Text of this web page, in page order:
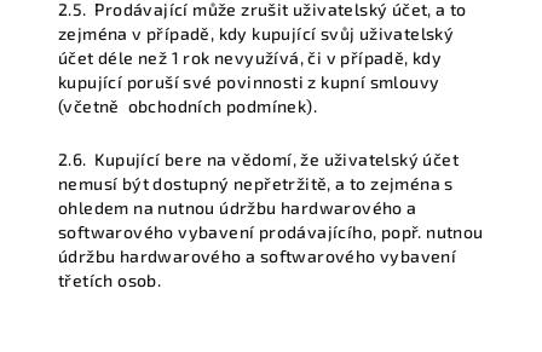
2.5. Prodávající může zrušit uživatelský účet, a to
zejména v případě, kdy kupující svůj uživatelský
účet déle než 1 rok nevyužívá, či v případě, kdy
kupující poruší své povinnosti z kupní smlouvy
(včetně obchodních podmínek).
2.6. Kupující bere na vědomí, že uživatelský účet
nemusí být dostupný nepřetržitě, a to zejména s
ohledem na nutnou údržbu hardwarového a
softwarového vybavení prodávajícího, popř. nutnou
údržbu hardwarového a softwarového vybavení
třetích osob.